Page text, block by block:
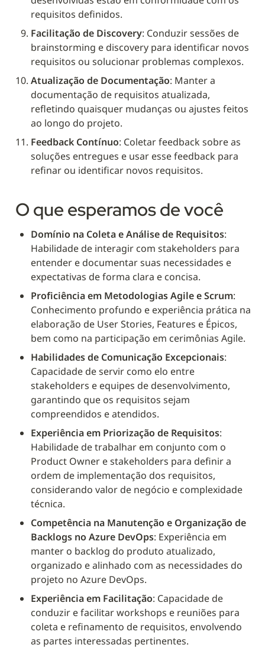
requisitos definidos.
Facilitação de Discovery: Conduzir sessões de
brainstorming e discovery para identificar novos
requisitos ou solucionar problemas complexos.
Atualização de Documentação: Manter a
documentação de requisitos atualizada,
refletindo quaisquer mudanças ou ajustes feitos
ao longo do projeto.
Feedback Contínuo: Coletar feedback sobre as
soluções entregues e usar esse feedback para
refinar ou identificar novos requisitos.
O que esperamos de você
Domínio na Coleta e Análise de Requisitos:
Habilidade de interagir com stakeholders para
entender e documentar suas necessidades e
expectativas de forma clara e concisa.
Proficiência em Metodologias Agile e Scrum:
Conhecimento profundo e experiência prática na
elaboração de User Stories, Features e Épicos,
bem como na participação em cerimônias Agile.
Habilidades de Comunicação Excepcionais:
Capacidade de servir como elo entre
stakeholders e equipes de desenvolvimento,
garantindo que os requisitos sejam
compreendidos e atendidos.
Experiência em Priorização de Requisitos:
Habilidade de trabalhar em conjunto com o
Product Owner e stakeholders para definir a
ordem de implementação dos requisitos,
considerando valor de negócio e complexidade
técnica.
Competência na Manutenção e Organização de
Backlogs no Azure DevOps: Experiência em
manter o backlog do produto atualizado,
organizado e alinhado com as necessidades do
projeto no Azure DevOps.
Experiência em Facilitação: Capacidade de
conduzir e facilitar workshops e reuniões para
coleta e refinamento de requisitos, envolvendo
as partes interessadas pertinentes.